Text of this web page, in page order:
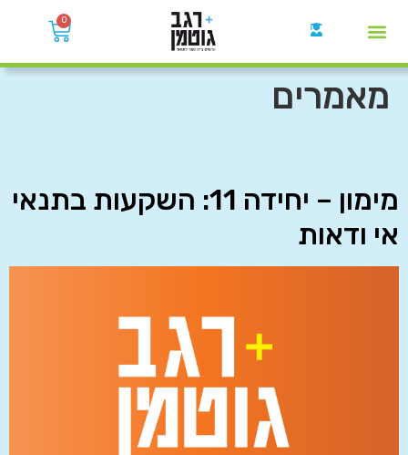
0
מאמרים
מימון – יחידה 11: השקעות בתנאי
אי ודאות